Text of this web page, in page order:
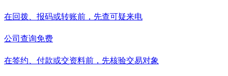
在回拨、报码或转账前，先查可疑来电
公司查询免费
在签约、付款或交资料前，先核验交易对象